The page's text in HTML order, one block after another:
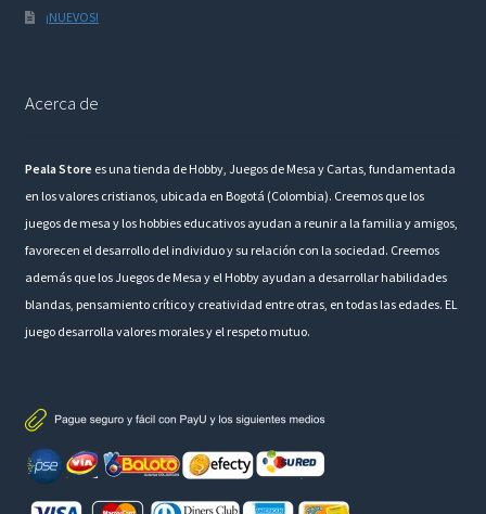
¡NUEVOS!
Acerca de
Peala Store es una tienda de Hobby, Juegos de Mesa y Cartas, fundamentada
en los valores cristianos, ubicada en Bogotá (Colombia). Creemos que los
juegos de mesa y los hobbies educativos ayudan a reunir a la familia y amigos,
favorecen el desarrollo del individuo y su relación con la sociedad. Creemos
además que los Juegos de Mesa y el Hobby ayudan a desarrollar habilidades
blandas, pensamiento crítico y creatividad entre otras, en todas las edades. EL
juego desarrolla valores morales y el respeto mutuo.